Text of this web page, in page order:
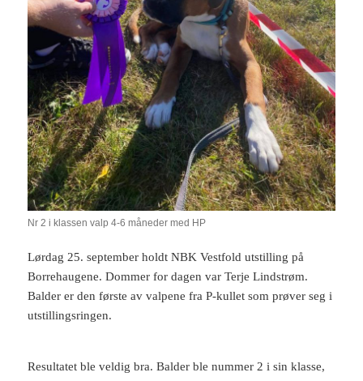
Nr 2 i klassen valp 4-6 måneder med HP
Lørdag 25. september holdt NBK Vestfold utstilling på
Borrehaugene. Dommer for dagen var Terje Lindstrøm.
Balder er den første av valpene fra P-kullet som prøver seg i
utstillingsringen.
Resultatet ble veldig bra. Balder ble nummer 2 i sin klasse,